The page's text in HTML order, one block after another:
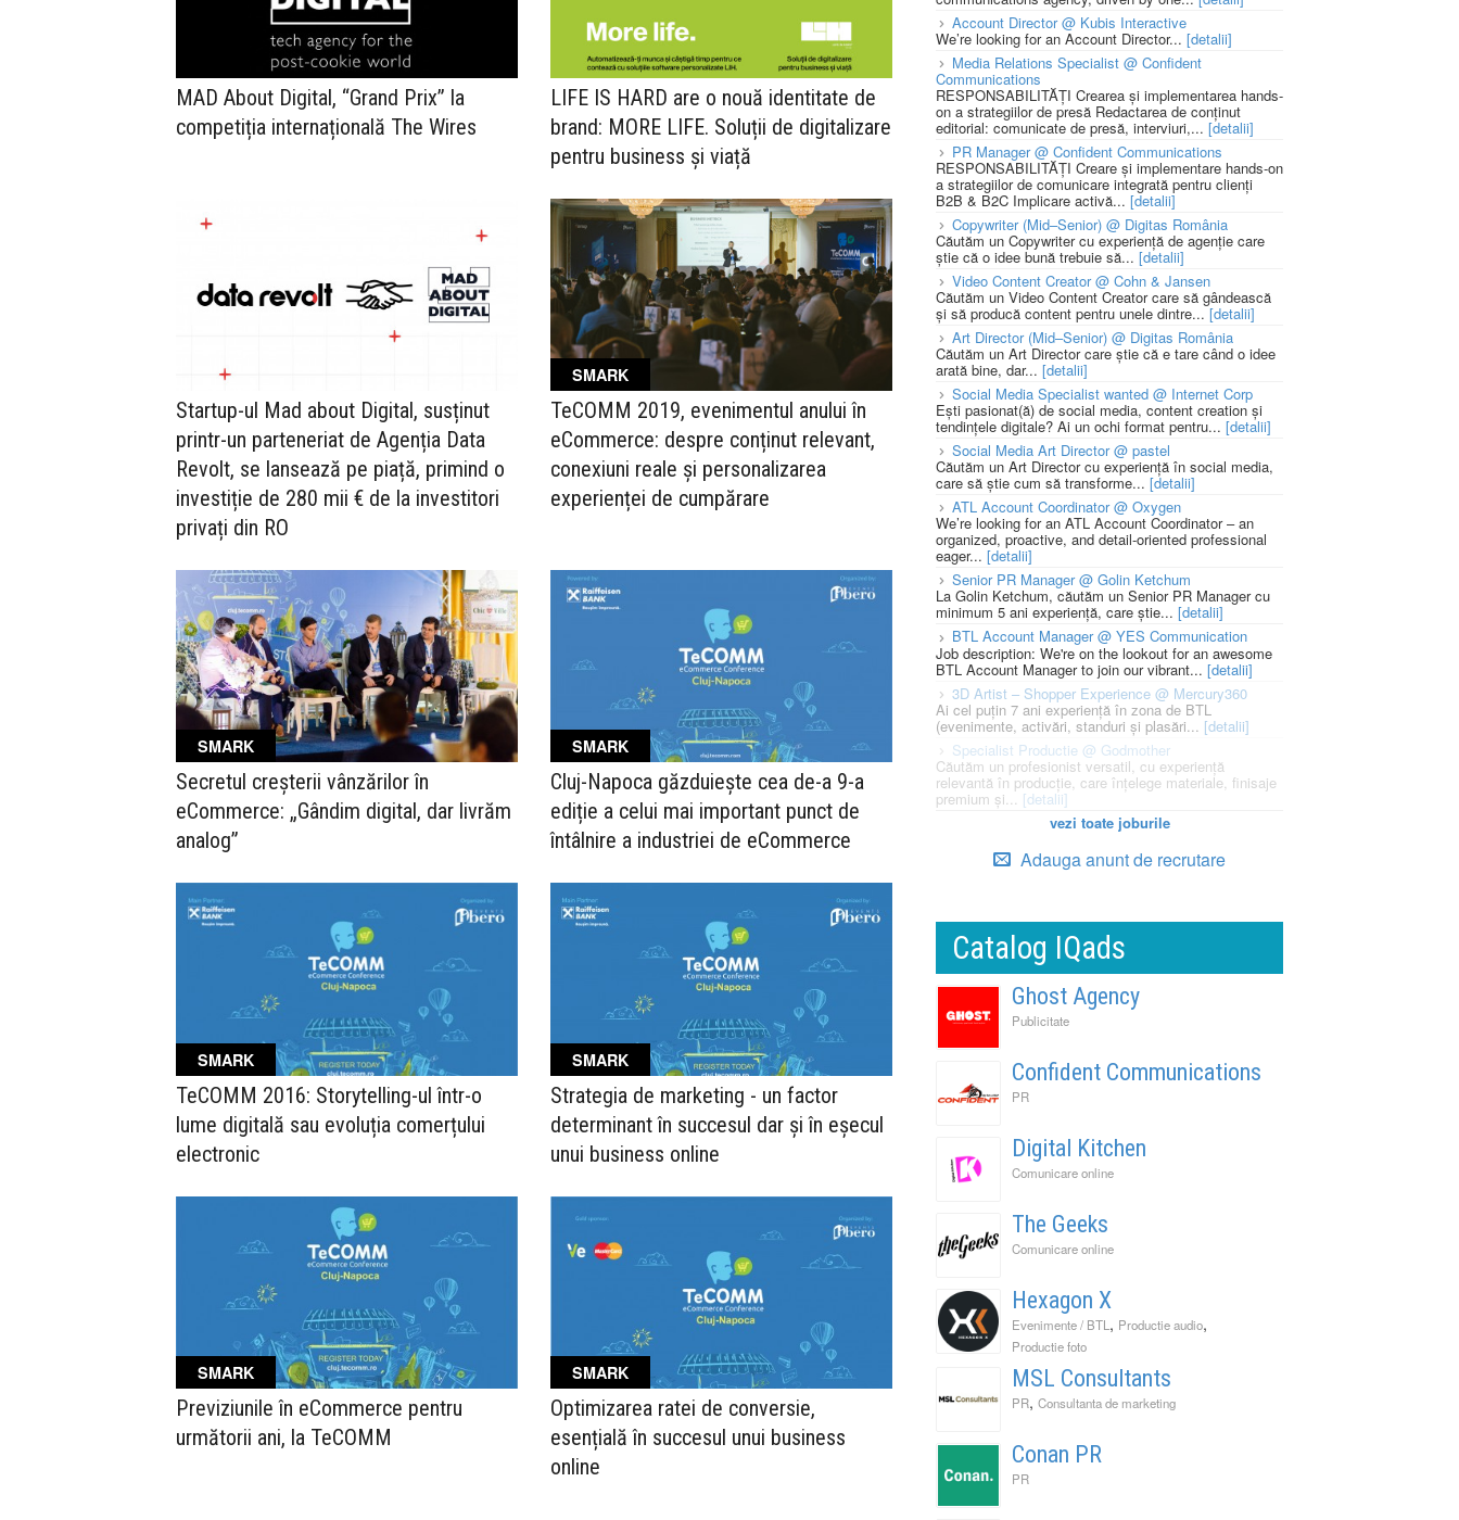
MAD About Digital, “Grand Prix” la
competiția internațională The Wires
LIFE IS HARD are o nouă identitate de
brand: MORE LIFE. Soluții de digitalizare
pentru business și viață
Startup-ul Mad about Digital, susținut
printr-un parteneriat de Agenția Data
Revolt, se lansează pe piață, primind o
investiție de 280 mii € de la investitori
privați din RO
SMARK
TeCOMM 2019, evenimentul anului în
eCommerce: despre conținut relevant,
conexiuni reale și personalizarea
experienței de cumpărare
SMARK
Secretul creșterii vânzărilor în
eCommerce: „Gândim digital, dar livrăm
analog”
SMARK
Cluj-Napoca găzduiește cea de-a 9-a
ediție a celui mai important punct de
întâlnire a industriei de eCommerce
SMARK
TeCOMM 2016: Storytelling-ul într-o
lume digitală sau evoluția comerțului
electronic
SMARK
Strategia de marketing - un factor
determinant în succesul dar și în eșecul
unui business online
SMARK
Previziunile în eCommerce pentru
următorii ani, la TeCOMM
SMARK
Optimizarea ratei de conversie,
esențială în succesul unui business
online
Account Director @ Kubis Interactive
We’re looking for an Account Director... [detalii]
Media Relations Specialist @ Confident
Communications
RESPONSABILITĂȚI Crearea și implementarea hands-
on a strategiilor de presă Redactarea de conținut
editorial: comunicate de presă, interviuri,... [detalii]
PR Manager @ Confident Communications
RESPONSABILITĂȚI Creare și implementare hands-on
a strategiilor de comunicare integrată pentru clienți
B2B & B2C Implicare activă... [detalii]
Copywriter (Mid–Senior) @ Digitas România
Căutăm un Copywriter cu experiență de agenție care
știe că o idee bună trebuie să... [detalii]
Video Content Creator @ Cohn & Jansen
Căutăm un Video Content Creator care să gândească
și să producă content pentru unele dintre...[detalii]
Art Director (Mid–Senior) @ Digitas România
Căutăm un Art Director care știe că e tare când o idee
arată bine, dar... [detalii]
Social Media Specialist wanted @ Internet Corp
Ești pasionat(ă) de social media, content creation și
tendințele digitale? Ai un ochi format pentru... [detalii]
Social Media Art Director @ pastel
Căutăm un Art Director cu experiență în social media,
care să știe cum să transforme... [detalii]
ATL Account Coordinator @ Oxygen
We’re looking for an ATL Account Coordinator – an
organized, proactive, and detail-oriented professional
eager... [detalii]
Senior PR Manager @ Golin Ketchum
La Golin Ketchum, căutăm un Senior PR Manager cu
minimum 5 ani experiență, care știe... [detalii]
BTL Account Manager @ YES Communication
Job description: We're on the lookout for an awesome
BTL Account Manager to join our vibrant... [detalii]
3D Artist – Shopper Experience @ Mercury360
Ai cel puțin 7 ani experiență în zona de BTL
(evenimente, activări, standuri și plasări... [detalii]
Specialist Productie @ Godmother
Căutăm un profesionist versatil, cu experiență
relevantă în producție, care înțelege materiale, finisaje
premium și... [detalii]
vezi toate joburile
Adauga anunt de recrutare
Catalog IQads
Ghost Agency
Publicitate
Confident Communications
PR
Digital Kitchen
Comunicare online
The Geeks
Comunicare online
Hexagon X
Evenimente / BTL , Productie audio,
Productie foto
MSL Consultants
PR, Consultanta de marketing
Conan PR
PR